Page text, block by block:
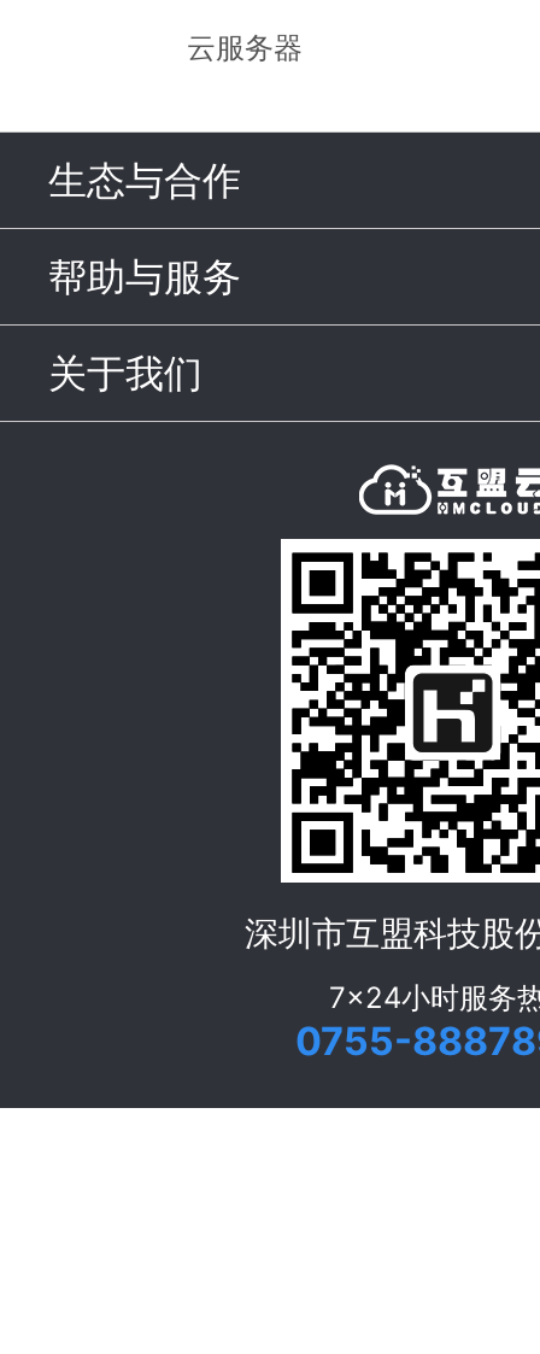
云服务器
生态与合作
帮助与服务
关于我们
深圳市互盟科技股
7x24小时服务
0755-